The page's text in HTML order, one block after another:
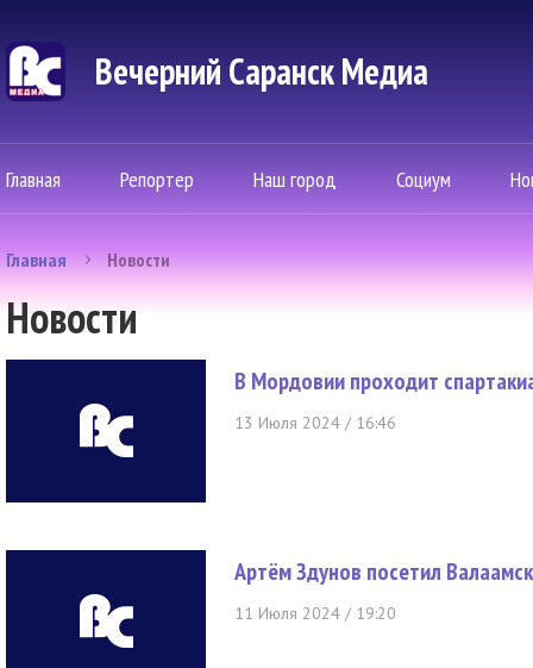
Вечерний Саранск Mедиа
Главная Репортер Наш город Социум
Главная Новости
Новости
В Мордовии проходит
13 Июля 2024 / 16:46
Артём Здунов посетил
11 Июля 2024 / 19:20